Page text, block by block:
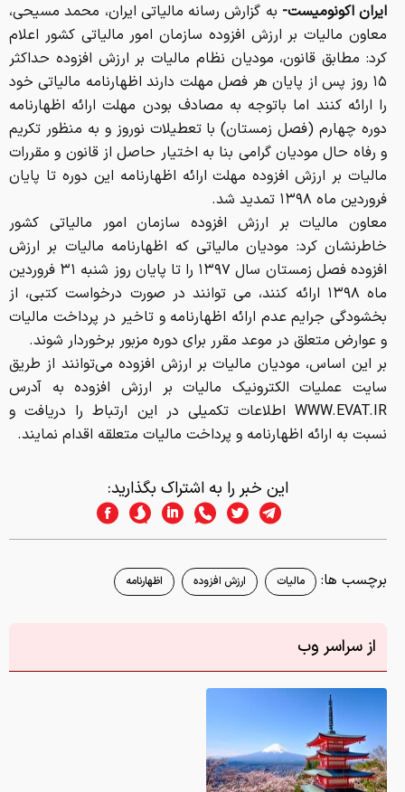
ایران اکونومیست- به گزارش رسانه مالیاتی ایران، محمد مسیحی،
معاون مالیات بر ارزش افزوده سازمان امور مالیاتی کشور اعلام
کرد:‌ مطابق قانون، مودیان نظام مالیات بر ارزش افزوده حداکثر
۱۵ روز پس از پایان هر فصل مهلت دارند اظهارنامه مالیاتی خود
را ارائه کنند اما باتوجه به مصادف بودن مهلت ارائه اظهارنامه
دوره چهارم (فصل زمستان) با تعطیلات نوروز و به منظور تکریم
و رفاه حال مودیان گرامی بنا به اختیار حاصل از قانون و مقررات
مالیات بر ارزش افزوده مهلت ارائه اظهارنامه این دوره تا پایان
فروردین ماه ۱۳۹۸ تمدید شد.
معاون مالیات بر ارزش افزوده سازمان امور مالیاتی کشور
خاطرنشان کرد: مودیان مالیاتی که اظهارنامه مالیات بر ارزش
افزوده فصل زمستان سال ۱۳۹۷ را تا پایان روز شنبه ۳۱ فروردین
ماه ۱۳۹۸ ارائه کنند، می توانند در صورت درخواست کتبی، از
بخشودگی جرایم عدم ارائه اظهارنامه و تاخیر در پرداخت مالیات
و عوارض متعلق در موعد مقرر برای دوره مزبور برخوردار شوند.
بر این اساس، مودیان مالیات بر ارزش افزوده می‌توانند از طریق
سایت عملیات الکترونیک مالیات بر ارزش افزوده به آدرس
WWW.EVAT.IR اطلاعات تکمیلی در این ارتباط را دریافت و
نسبت به ارائه اظهارنامه و پرداخت مالیات متعلقه اقدام نمایند.
این خبر را به اشتراک بگذارید:
برچسب ها: مالیات ارزش افزوده اظهارنامه
از سراسر وب